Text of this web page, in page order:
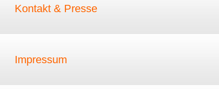
Kontakt & Presse
Impressum